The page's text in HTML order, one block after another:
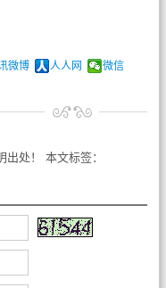
微博 人人网 微信
处！ 本文标签：